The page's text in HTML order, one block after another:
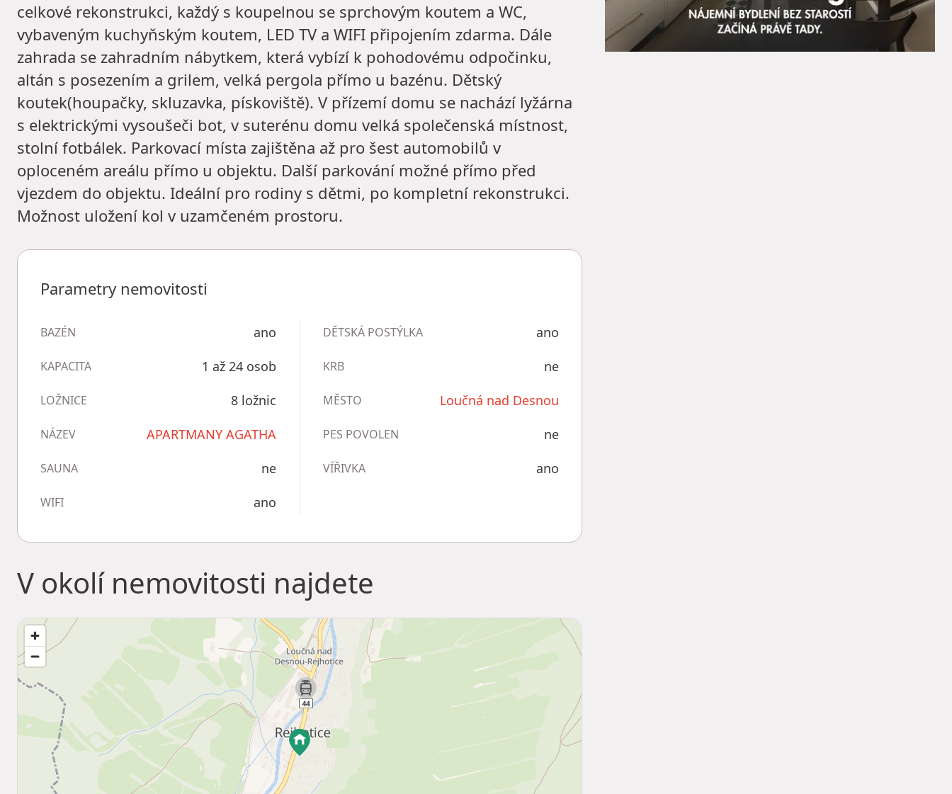
celkové rekonstrukci, každý s koupelnou se sprchovým koutem a WC,
vybaveným kuchyňským koutem, LED TV a WIFI připojením zdarma. Dále
zahrada se zahradním nábytkem, která vybízí k pohodovému odpočinku,
altán s posezením a grilem, velká pergola přímo u bazénu. Dětský
koutek(houpačky, skluzavka, pískoviště). V přízemí domu se nachází lyžárna
s elektrickými vysoušeči bot, v suterénu domu velká společenská místnost,
stolní fotbálek. Parkovací místa zajištěna až pro šest automobilů v
oploceném areálu přímo u objektu. Další parkování možné přímo před
vjezdem do objektu. Ideální pro rodiny s dětmi, po kompletní rekonstrukci.
Možnost uložení kol v uzamčeném prostoru.
Parametry nemovitosti
BAZÉN ano
KAPACITA 1 až 24 osob
LOŽNICE 8 ložnic
NÁZEV APARTMANY AGATHA
SAUNA ne
WIFI ano
DĚTSKÁ POSTÝLKA ano
KRB ne
MĚSTO Loučná nad Desnou
PES POVOLEN ne
VÍŘIVKA ano
V okolí nemovitosti najdete